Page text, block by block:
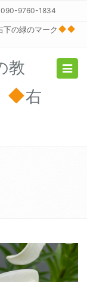
090-9760-1834
の緑のマーク
教
右